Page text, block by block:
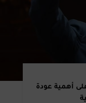
أهمية عودة